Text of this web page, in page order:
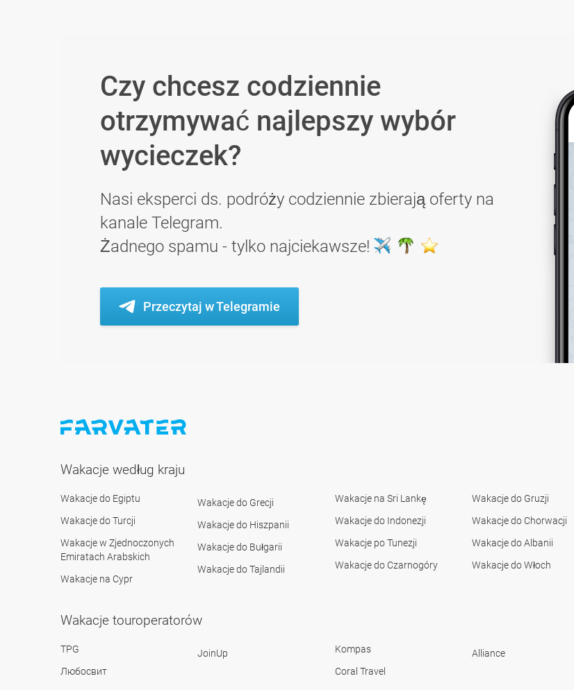
Czy chcesz codziennie
otrzymywać najlepszy wybór
wycieczek?
Nasi eksperci ds. podróży codziennie zbierają oferty na
kanale Telegram.
Żadnego spamu - tylko najciekawsze!
Przeczytaj w Telegramie
Wakacje według kraju
Wakacje do Egiptu
Wakacje do Turcji
Wakacje w Zjednoczonych
Emiratach Arabskich
Wakacje na Cypr
Wakacje do Grecji
Wakacje do Hiszpanii
Wakacje do Bułgarii
Wakacje do Tajlandii
Wakacje na Sri Lankę
Wakacje do Indonezji
Wakacje po Tunezji
Wakacje do Czarnogóry
Wakacje do Gruzji
Wakacje do Chorwacji
Wakacje do Albanii
Wakacje do Włoch
Wakacje touroperatorów
TPG
Любосвит
JoinUp
Kompas
Coral Travel
Alliance